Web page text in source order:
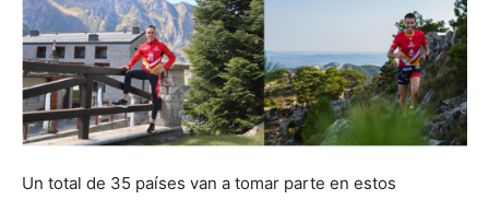
Un total de 35 países van a tomar parte en estos